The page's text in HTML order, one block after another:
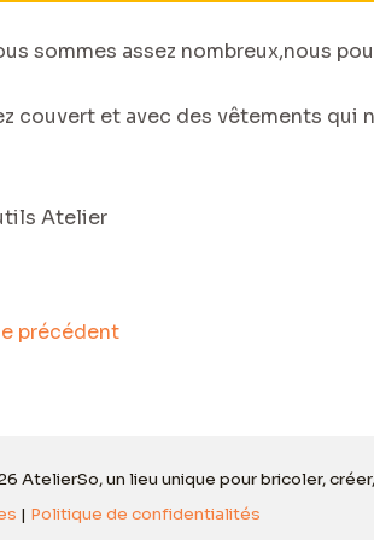
sommes assez nombreux,nous
couvert et avec des vêtements qui
précédent
AtelierSo, un lieu unique pour bricoler,
| Politique de confidentialités